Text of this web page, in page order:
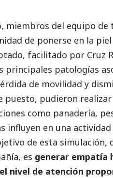
miembros del equipo de
de ponerse en la
facilitado por Cruz
patologías
de movilidad y
puesto, pudieron
como panadería,
influyen en una
de esta simulación,
es generar empatía
nivel de atención